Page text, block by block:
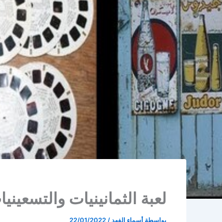
لعبة الثمانينيات
بواسطة أسماء الفهد/
22/01/2022